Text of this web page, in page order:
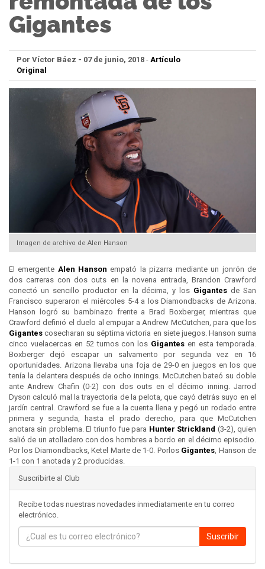
Gigantes
Por Víctor Báez - 07 de junio, 2018 - Artículo
Original
Imagen de archivo de Alen Hanson
El emergente Alen Hanson empató la pizarra mediante un jonrón de
dos carreras con dos outs en la novena entrada, Brandon Crawford
conectó un sencillo productor en la décima, y los Gigantes de San
Francisco superaron el miércoles 5-4 a los Diamondbacks de Arizona.
Hanson logró su bambinazo frente a Brad Boxberger, mientras que
Crawford definió el duelo al empujar a Andrew McCutchen, para que los
Gigantes cosecharan su séptima victoria en siete juegos. Hanson suma
cinco vuelacercas en 52 turnos con los Gigantes en esta temporada.
Boxberger dejó escapar un salvamento por segunda vez en 16
oportunidades. Arizona llevaba una foja de 29-0 en juegos en los que
tenía la delantera después de ocho innings. McCutchen bateó su doble
ante Andrew Chafin (0-2) con dos outs en el décimo inning. Jarrod
Dyson calculó mal la trayectoria de la pelota, que cayó detrás suyo en el
jardín central. Crawford se fue a la cuenta llena y pegó un rodado entre
primera y segunda, hasta el prado derecho, para que McCutchen
anotara sin problema. El triunfo fue para Hunter Strickland (3-2), quien
salió de un atolladero con dos hombres a bordo en el décimo episodio.
Por los Diamondbacks, Ketel Marte de 1-0. Porlos Gigantes , Hanson de
1-1 con 1 anotada y 2 producidas.
Suscribirte al Club
Recibe todas nuestras novedades inmediatamente en tu correo
electrónico.
Suscribir